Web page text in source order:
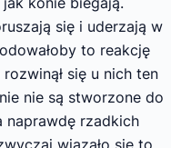
się i uderzają w
to reakcję
się u nich ten
nie są stworzone do
naprawdę rzadkich